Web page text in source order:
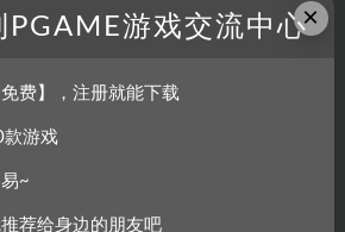
×
PGAME游戏交流中心
费】，注册就能下载
款游戏
~
荐给身边的朋友吧